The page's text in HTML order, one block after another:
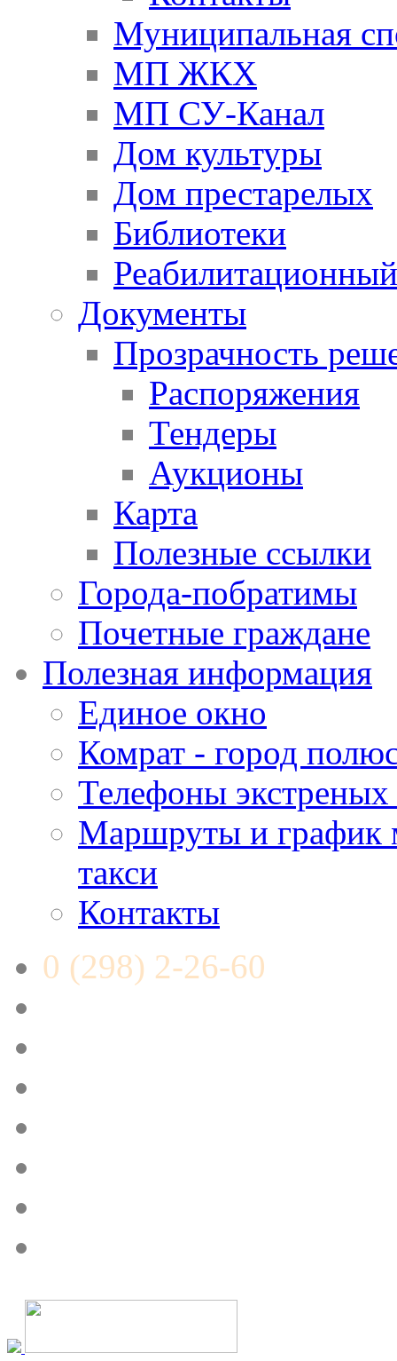
Муниципальная
МП ЖКХ
МП СУ-Канал
Дом культуры
Дом престарелых
Библиотеки
Документы
Прозрачность
Распоряжения
Тендеры
Аукционы
Карта
Полезные ссылки
Города-побратимы
Почетные граждане
Полезная информация
Единое окно
Комрат - город
Телефоны
Маршруты и график
такси
Контакты
0 (298) 2-26-60